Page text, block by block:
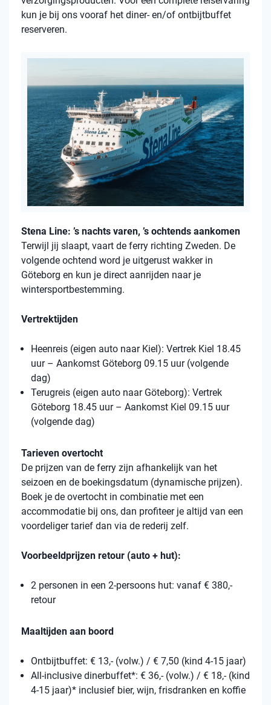
kun je bij ons vooraf het diner- en/of ontbijtbuffet
reserveren.
Stena Line: ’s nachts varen, ’s ochtends aankomen
Terwijl jij slaapt, vaart de ferry richting Zweden. De
volgende ochtend word je uitgerust wakker in
Göteborg en kun je direct aanrijden naar je
wintersportbestemming.
Vertrektijden
Heenreis (eigen auto naar Kiel): Vertrek Kiel 18.45
uur – Aankomst Göteborg 09.15 uur (volgende
dag)
Terugreis (eigen auto naar Göteborg): Vertrek
Göteborg 18.45 uur – Aankomst Kiel 09.15 uur
(volgende dag)
Tarieven overtocht
De prijzen van de ferry zijn afhankelijk van het
seizoen en de boekingsdatum (dynamische prijzen).
Boek je de overtocht in combinatie met een
accommodatie bij ons, dan profiteer je altijd van een
voordeliger tarief dan via de rederij zelf.
Voorbeeldprijzen retour (auto + hut):
2 personen in een 2-persoons hut: vanaf € 380,-
retour
Maaltijden aan boord
Ontbijtbuffet: € 13,- (volw.) / € 7,50 (kind 4-15 jaar)
All-inclusive dinerbuffet*: € 36,- (volw.) / € 18,- (kind
4-15 jaar)* inclusief bier, wijn, frisdranken en koffie